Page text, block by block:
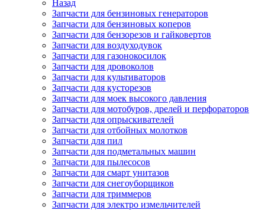
Назад
Запчасти для бензиновых генераторов
Запчасти для бензиновых коперов
Запчасти для бензорезов и гайковертов
Запчасти для воздуходувок
Запчасти для газонокосилок
Запчасти для дровоколов
Запчасти для культиваторов
Запчасти для кусторезов
Запчасти для моек высокого давления
Запчасти для мотобуров, дрелей и перфораторов
Запчасти для опрыскивателей
Запчасти для отбойных молотков
Запчасти для пил
Запчасти для подметальных машин
Запчасти для пылесосов
Запчасти для смарт унитазов
Запчасти для снегоуборщиков
Запчасти для триммеров
Запчасти для электро измельчителей